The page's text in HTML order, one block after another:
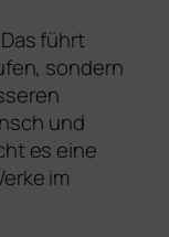
führt
sondern
und
es eine
im